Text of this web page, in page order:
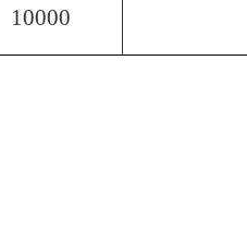
10000